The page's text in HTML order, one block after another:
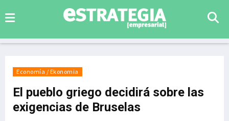
Economía / Ekonomia
El pueblo griego decidirá sobre las
exigencias de Bruselas